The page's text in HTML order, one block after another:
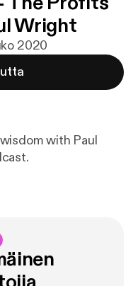
Wright
2020
with Paul